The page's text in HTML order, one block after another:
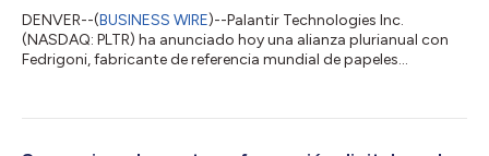
DENVER--(BUSINESS WIRE)--Palantir Technologies Inc.
(NASDAQ: PLTR) ha anunciado hoy una alianza plurianual con
Fedrigoni, fabricante de referencia mundial de papeles
comunicación visual e identificación por radiofrecuencia. Esta